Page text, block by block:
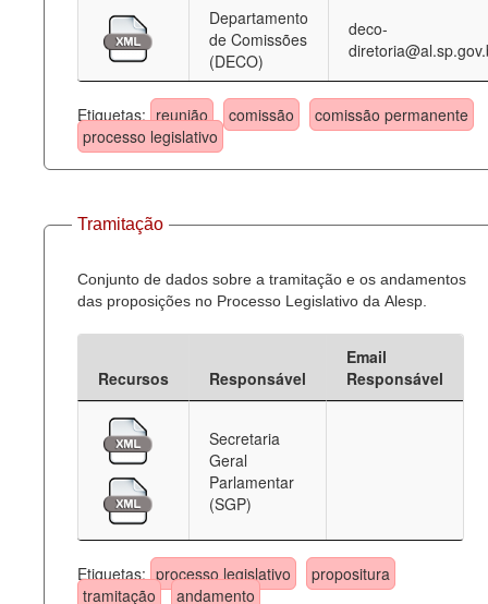
Departamento
de Comissões
(DECO)
deco-
Etiquetas: reunião comissão
comissão permanente
processo legislativo
Tramitação
Conjunto de dados sobre a tramitação e os andamentos
das proposições no Processo Legislativo da Alesp.
Recursos Responsável
Email
Responsável
Secretaria
Geral
Parlamentar
(SGP)
Etiquetas: processo legislativo
propositura
tramitação
andamento